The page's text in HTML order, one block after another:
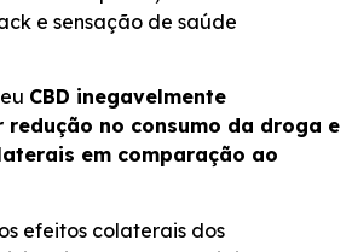
e sensação de saúde
CBD inegavelmente
redução no consumo da droga e
em comparação ao
efeitos colaterais dos